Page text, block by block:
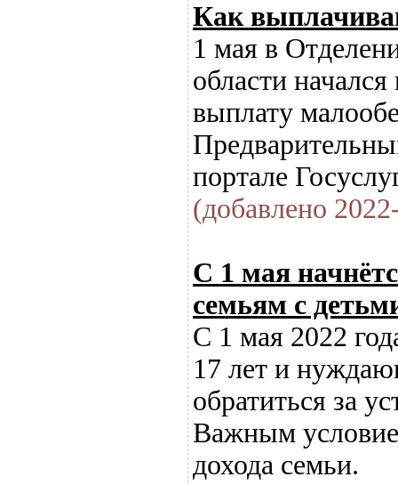
Как
1 мая в
области
выплату
портале
(добавлено
С 1 мая
семьям с
С 1 мая 2022
17 лет и
обратиться за
Важным
дохода семьи.